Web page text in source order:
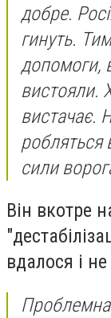
добре.
гинуть.
допомоги,
вистояли.
вистачає.
робляться
сили
Він вкотре
вдалося і
Проблемна